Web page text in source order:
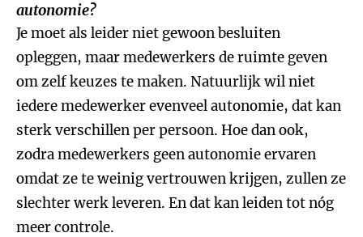
autonomie?
Je moet als leider niet gewoon besluiten
opleggen, maar medewerkers de ruimte geven
om zelf keuzes te maken. Natuurlijk wil niet
iedere medewerker evenveel autonomie, dat kan
sterk verschillen per persoon. Hoe dan ook,
zodra medewerkers geen autonomie ervaren
omdat ze te weinig vertrouwen krijgen, zullen ze
slechter werk leveren. En dat kan leiden tot nóg
meer controle.